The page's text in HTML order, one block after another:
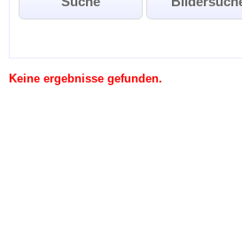
Keine ergebnisse gefunden.